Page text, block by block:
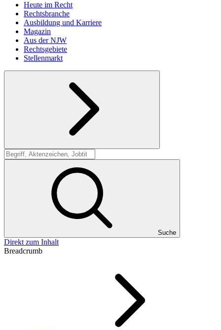
Heute im Recht
Rechtsbranche
Ausbildung und Karriere
Magazin
Aus der NJW
Rechtsgebiete
Stellenmarkt
Suche
Suche
Direkt zum Inhalt
Breadcrumb